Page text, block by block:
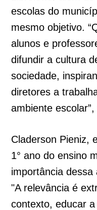
escolas do
mesmo objetivo.
alunos e
difundir a cultura
sociedade,
diretores a
ambiente
Claderson Pieniz,
1° ano do ensino
importância dessa
"A relevância é
contexto, educar